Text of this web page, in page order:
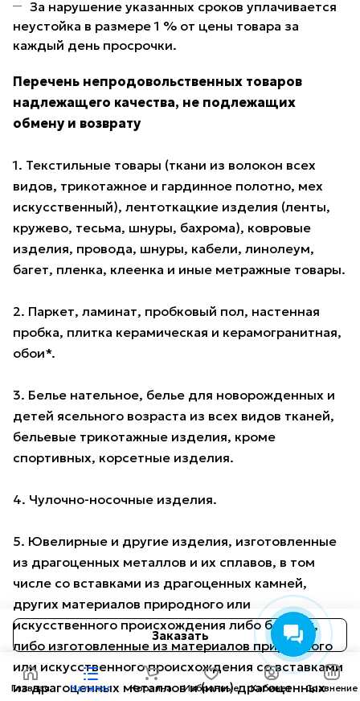
Заказать
За нарушение указанных сроков уплачивается
неустойка в размере 1 % от цены товара за
каждый день просрочки.
Перечень непродовольственных товаров
надлежащего качества, не подлежащих
обмену и возврату
1. Текстильные товары (ткани из волокон всех
видов, трикотажное и гардинное полотно, мех
искусственный), лентоткацкие изделия (ленты,
кружево, тесьма, шнуры, бахрома), ковровые
изделия, провода, шнуры, кабели, линолеум,
багет, пленка, клеенка и иные метражные товары.
2. Паркет, ламинат, пробковый пол, настенная
пробка, плитка керамическая и керамогранитная,
обои*.
3. Белье нательное, белье для новорожденных и
детей ясельного возраста из всех видов тканей,
бельевые трикотажные изделия, кроме
спортивных, корсетные изделия.
4. Чулочно-носочные изделия.
5. Ювелирные и другие изделия, изготовленные
из драгоценных металлов и их сплавов, в том
числе со вставками из драгоценных камней,
других материалов природного или
искусственного происхождения либо без них,
либо изготовленные из материалов природного
или искусственного происхождения со вставками
из драгоценных металлов и (или) драгоценных
Главная Каталог Корзина Избранные Кабинет Сравнение